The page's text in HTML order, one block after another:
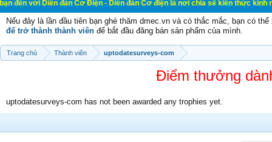
đàn Cơ Điện - Diễn đàn Cơ điện là nơi chia sẽ kiến thức kinh nghiệm
Nếu đây là lần đầu tiên bạn ghé thăm dmec.vn và có thắc mắc, bạn có
để trở thành thành viên để bắt đầu đăng bán sản phẩm của mình.
Trang chủ Thành viên uptodatesurveys-com
Điểm thưởng
uptodatesurveys-com has not been awarded any trophies yet.